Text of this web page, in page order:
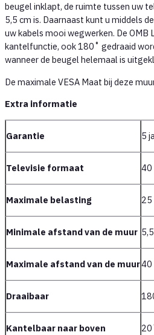
beugel inklapt, de ruimte tussen uw
5,5 cm is. Daarnaast kunt u middels
uw kabels mooi wegwerken. De OMB
kantelfunctie, ook 180˚ gedraaid
wanneer de beugel helemaal is
De maximale VESA Maat bij deze
Extra informatie
Garantie 5
Televisie formaat 40
Maximale belasting 25
Minimale afstand van de muur
Maximale afstand van de muur40
Draaibaar
Kantelbaar naar boven